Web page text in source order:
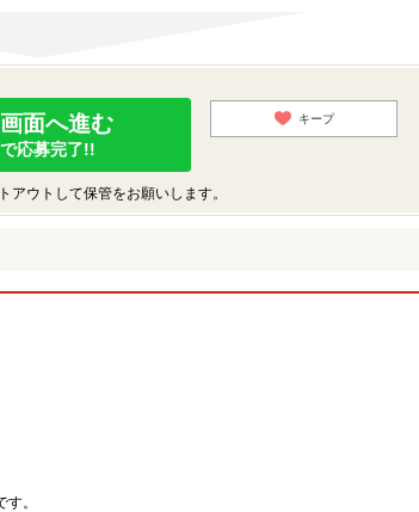
面へ進む
応募完了!!
キープ
ウトして保管をお願いします。
。